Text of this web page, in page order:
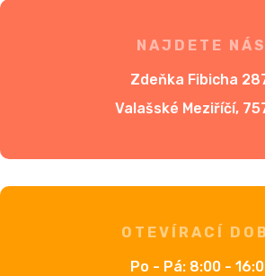
NAJDETE NÁS
Zdeňka Fibicha
Valašské Meziříčí,
OTEVÍRACÍ
Po - Pá: 8:00 -